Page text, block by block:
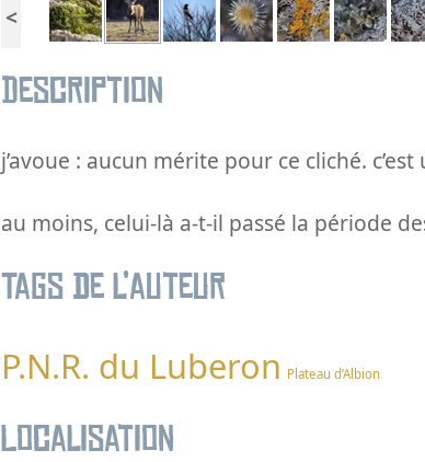
<
Description
j’avoue : aucun mérite pour ce cliché. c’est
au moins, celui-là a-t-il passé la période
Tags de l’auteur
P.N.R. du Luberon Plateau d’Albion
Localisation